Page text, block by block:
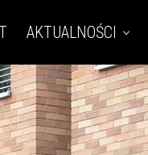
AKTUALNOŚCI